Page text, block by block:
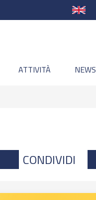
ATTIVITÀ NEWS
CONDIVIDI